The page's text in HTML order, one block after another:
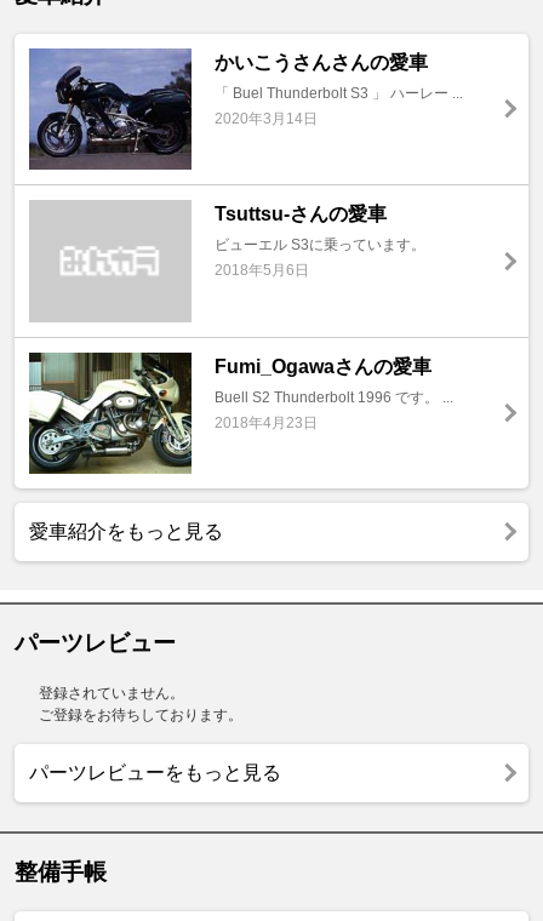
かいこうさんさんの愛車
「 Buel Thunderbolt S3 」 ハーレー ...
2020年3月14日
Tsuttsu-さんの愛車
ビューエル S3に乗っています。
2018年5月6日
Fumi_Ogawaさんの愛車
Buell S2 Thunderbolt 1996 です。 ...
2018年4月23日
愛車紹介をもっと見る
パーツレビュー
登録されていません。
ご登録をお待ちしております。
パーツレビューをもっと見る
整備手帳